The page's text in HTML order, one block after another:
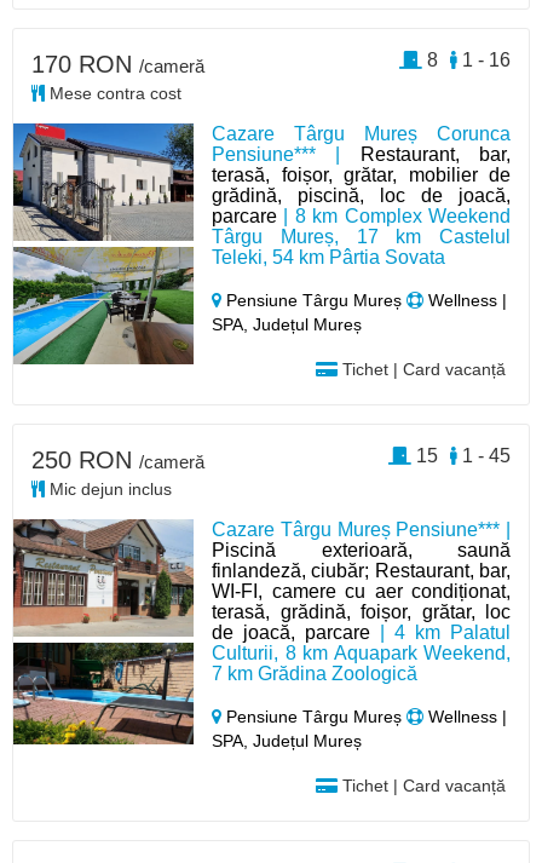
Cazare Târgu Mureș Corunca
Pensiune*** |
Restaurant, bar,
terasă, foișor, grătar, mobilier de
grădină, piscină, loc de joacă,
parcare | 8 km Complex Weekend
Târgu Mureș, 17 km Castelul
Teleki, 54 km Pârtia Sovata
Pensiune Târgu Mureș
Wellness |
SPA, Județul Mureș
Tichet | Card vacanță
170 RON /cameră
Mese contra cost
1 - 16
8
Cazare Târgu Mureș Pensiune*** |
Piscină exterioară, saună
finlandeză, ciubăr; Restaurant, bar,
WI-FI, camere cu aer condiționat,
terasă, grădină, foișor, grătar, loc
de joacă, parcare | 4 km Palatul
Culturii, 8 km Aquapark Weekend,
7 km Grădina Zoologică
Pensiune Târgu Mureș
Wellness |
SPA, Județul Mureș
Tichet | Card vacanță
250 RON /cameră
Mic dejun inclus
1 - 45
15